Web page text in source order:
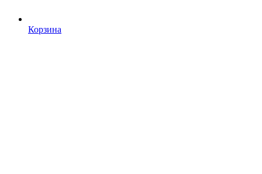
Корзина